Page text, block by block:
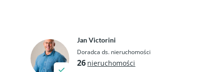
Jan Victorini
Doradca ds. nieruchomości
26 nieruchomości